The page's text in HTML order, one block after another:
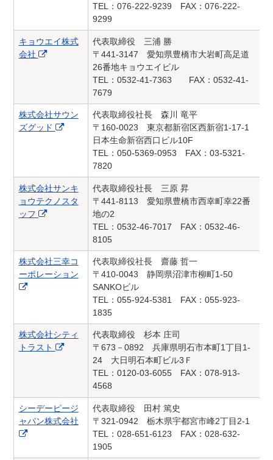
TEL：076-222-9239 FAX：076-222-
9299
キョウエイ株式
会社
代表取締役 三浦 勝
〒441-3147 愛知県豊橋市大岩町高足道
26番地キョウエイビル
TEL：0532-41-7363 FAX：0532-41-
7679
株式会社サウン
ズグッド
代表取締役社長 森川 竜平
〒160-0023 東京都新宿区西新宿1-17-1
日本生命新宿西口ビル10F
TEL：050-5369-0953 FAX：03-5321-
7820
株式会社サンキ
ョウテクノスタ
ッフ
代表取締役社長 三原 昇
〒441-8113 愛知県豊橋市西幸町幸22番
地の2
TEL：0532-46-7017 FAX：0532-46-
8105
株式会社三幸コ
ーポレーション
代表取締役社長 齋藤 哲一
〒410-0043 静岡県沼津市柳町1-50
SANKOビル
TEL：055-924-5381 FAX：055-923-
1835
株式会社シティ
トラスト
代表取締役 杉本 庄司
〒673－0892 兵庫県明石市本町1丁目1-
24 大日明石本町ビル3Ｆ
TEL：0120-03-6055 FAX：078-913-
4568
シーデーピージ
ャパン株式会社
代表取締役 田村 篤史
〒321-0942 栃木県宇都宮市峰2丁目2-1
TEL：028-651-6123 FAX：028-632-
1905